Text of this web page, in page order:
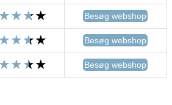
Besøg webshop
Besøg webshop
Besøg webshop